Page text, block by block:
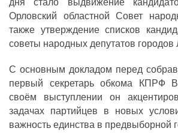
дня стало выдвижение
Орловский областной Совет
также утверждение списков
советы народных депутатов
С основным докладом перед
первый секретарь обкома КПРФ
своём выступлении он
задачах партийцев в новых
важность единства в предвыборной